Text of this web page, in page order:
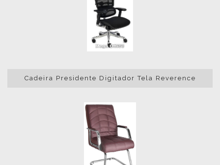
Cadeira Presidente Digitador Tela Reverence